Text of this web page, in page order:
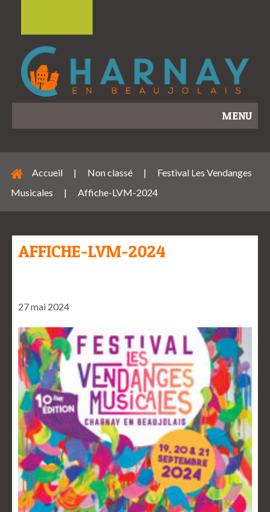
MENU
Accueil | Non classé |
Festival Les Vendanges
Musicales
| Affiche-LVM-2024
AFFICHE-LVM-2024
27 mai 2024